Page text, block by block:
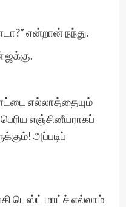
என்றான் நந்து.
ஜக்கு.
எல்லாத்தையும்
எஞ்சினீயராகப்
அப்படிப்
டெஸ்ட் மாட்ச் எல்லாம்